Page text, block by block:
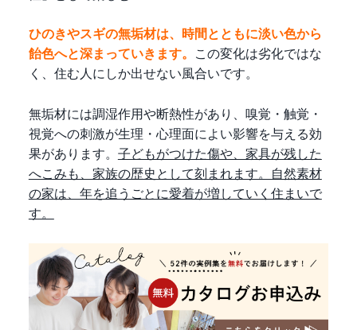
ひのきやスギの無垢材は、時間とともに淡い色から
飴色へと深まっていきます。
この変化は劣化ではな
く、住む人にしか出せない風合いです。
無垢材には調湿作用や断熱性があり、嗅覚・触覚・
視覚への刺激が生理・心理面によい影響を与える効
果があります。 子どもがつけた傷や、家具が残した
へこみも、家族の歴史として刻まれます。自然素材
の家は、年を追うごとに愛着が増していく住まいで
す。